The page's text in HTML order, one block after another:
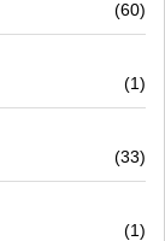
(60)
(1)
(33)
(1)